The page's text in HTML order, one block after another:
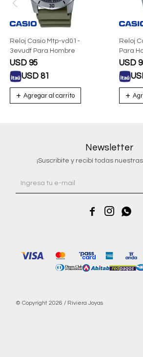
Reloj Casio Mtp-vd01-
3evudf Para Hombre
USD 95
USD 81
Reloj
Para
USD
Newsletter
¡Suscribite y recibí todas
  
© Copyright 2026 / Riviera Joyas